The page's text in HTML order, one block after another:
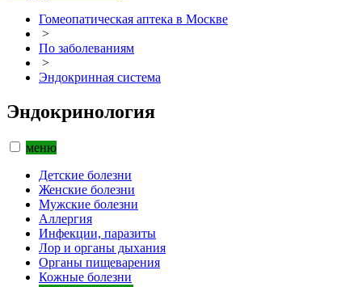
Гомеопатическая аптека в Москве
>
По заболеваниям
>
Эндокринная система
Эндокринология
меню
Детские болезни
Женские болезни
Мужские болезни
Аллергия
Инфекции, паразиты
Лор и органы дыхания
Органы пищеварения
Кожные болезни